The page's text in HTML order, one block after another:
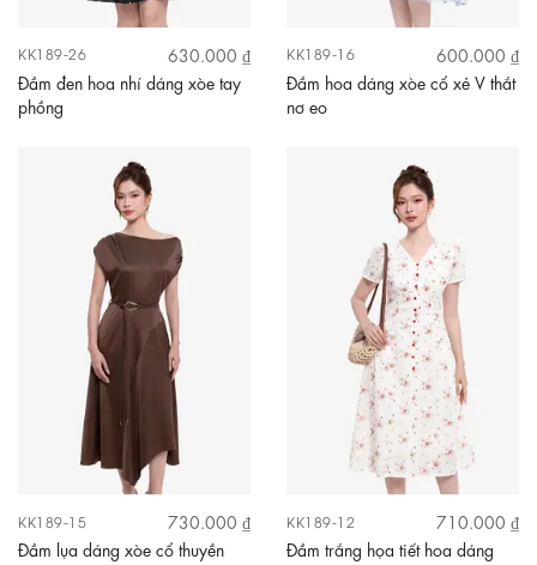
KK189-26
630.000 ₫
Đầm đen hoa nhí dáng xòe tay
phồng
KK189-16
600.000 ₫
Đầm hoa dáng xòe cổ xẻ V thắt
nơ eo
KK189-15
730.000 ₫
Đầm lụa dáng xòe cổ thuyền
KK189-12
710.000 ₫
Đầm trắng họa tiết hoa dáng